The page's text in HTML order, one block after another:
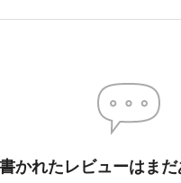
書かれたレビューはま